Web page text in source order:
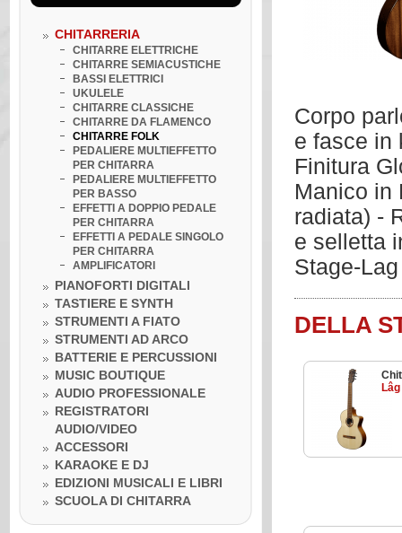
CHITARRERIA
CHITARRE ELETTRICHE
CHITARRE SEMIACUSTICHE
BASSI ELETTRICI
UKULELE
CHITARRE CLASSICHE
CHITARRE DA FLAMENCO
CHITARRE FOLK
PEDALIERE MULTIEFFETTO
PER CHITARRA
PEDALIERE MULTIEFFETTO
PER BASSO
EFFETTI A DOPPIO PEDALE
PER CHITARRA
EFFETTI A PEDALE SINGOLO
PER CHITARRA
AMPLIFICATORI
PIANOFORTI DIGITALI
TASTIERE E SYNTH
STRUMENTI A FIATO
STRUMENTI AD ARCO
BATTERIE E PERCUSSIONI
MUSIC BOUTIQUE
AUDIO PROFESSIONALE
REGISTRATORI
AUDIO/VIDEO
ACCESSORI
KARAOKE E DJ
EDIZIONI MUSICALI E LIBRI
SCUOLA DI CHITARRA
Venerdì 10 luglio 2020
LA BOTTEGA DELLA MUSICA
INCONTRA...I GRANDI DELLA
MUSICA
Venerdì 10 luglio 2020
Lezione ukulele in Omaggio
Corpo
e fasce in
Finitura
Manico in
radiata) -
e selletta
Stage-Lag
DELLA